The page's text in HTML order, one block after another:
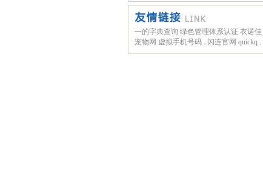
一的字典查询 绿色管理体系认证 衣诺佳
宠物网 虚拟手机号码 . 闪连官网 quickq .